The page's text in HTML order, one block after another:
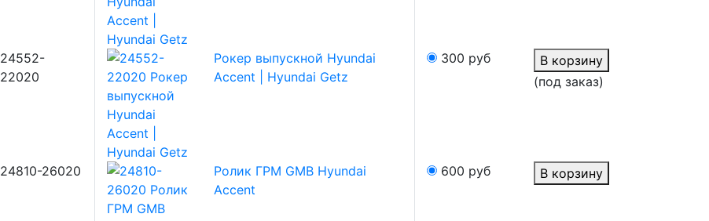
24552-
22020
Рокер выпускной Hyundai
Accent | Hyundai Getz
300 руб
В корзину
(под заказ)
24810-26020
Ролик ГРМ GMB Hyundai
Accent
600 руб В корзину